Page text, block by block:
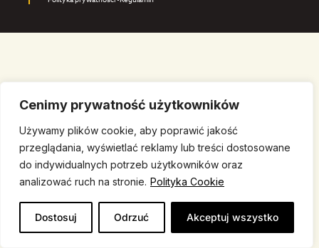
Cenimy prywatność użytkowników
Używamy plików cookie, aby poprawić jakość
przeglądania, wyświetlać reklamy lub treści dostosowane
do indywidualnych potrzeb użytkowników oraz
analizować ruch na stronie. Polityka Cookie
Dostosuj Odrzuć Akceptuj wszystko